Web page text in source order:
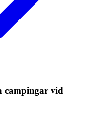
campingar vid